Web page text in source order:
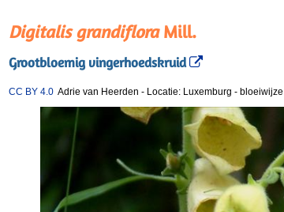
Digitalis grandifloraMill.
Grootbloemig vingerhoedskruid
CC BY 4.0 Adrie van Heerden - Locatie: Luxemburg - bloeiwijze